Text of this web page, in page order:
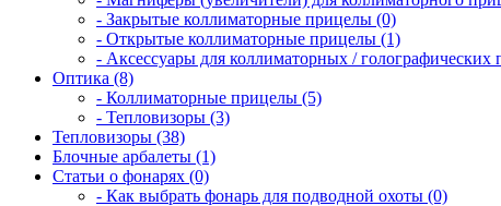
- Закрытые коллиматорные прицелы (0)
- Открытые коллиматорные прицелы (1)
- Аксессуары для коллиматорных / голографических
Оптика (8)
- Коллиматорные прицелы (5)
- Тепловизоры (3)
Тепловизоры (38)
Блочные арбалеты (1)
Статьи о фонарях (0)
- Как выбрать фонарь для подводной охоты (0)